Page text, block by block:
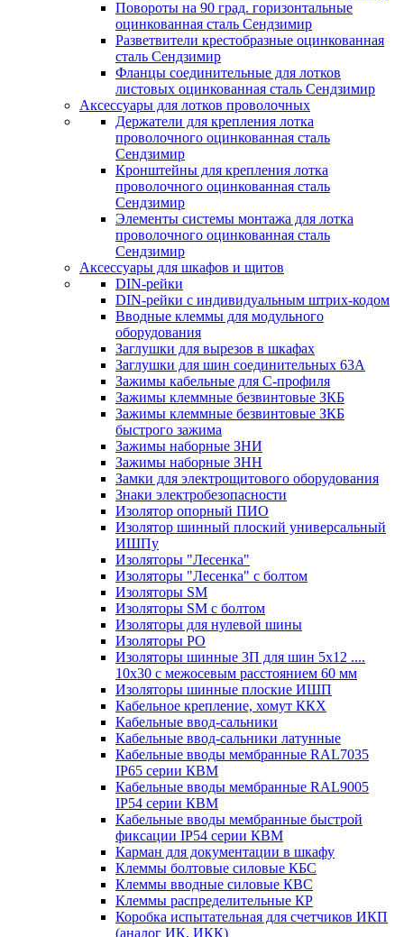
Повороты на 90 град. горизонтальные
оцинкованная сталь Сендзимир
Разветвители крестобразные оцинкованная
сталь Сендзимир
Фланцы соединительные для лотков
листовых оцинкованная сталь Сендзимир
Аксессуары для лотков проволочных
Держатели для крепления лотка
проволочного оцинкованная сталь
Сендзимир
Кронштейны для крепления лотка
проволочного оцинкованная сталь
Сендзимир
Элементы системы монтажа для лотка
проволочного оцинкованная сталь
Сендзимир
Аксессуары для шкафов и щитов
DIN-рейки
DIN-рейки с индивидуальным штрих-кодом
Вводные клеммы для модульного
оборудования
Заглушки для вырезов в шкафах
Заглушки для шин соединительных 63А
Зажимы кабельные для С-профиля
Зажимы клеммные безвинтовые ЗКБ
Зажимы клеммные безвинтовые ЗКБ
быстрого зажима
Зажимы наборные ЗНИ
Зажимы наборные ЗНН
Замки для электрощитового оборудования
Знаки электробезопасности
Изолятор опорный ПИО
Изолятор шинный плоский универсальный
ИШПу
Изоляторы "Лесенка"
Изоляторы "Лесенка" с болтом
Изоляторы SM
Изоляторы SM c болтом
Изоляторы для нулевой шины
Изоляторы РО
Изоляторы шинные 3П для шин 5х12 ....
10х30 с межосевым расстоянием 60 мм
Изоляторы шинные плоские ИШП
Кабельное крепление, хомут ККХ
Кабельные ввод-сальники
Кабельные ввод-сальники латунные
Кабельные вводы мембранные RAL7035
IP65 серии КВМ
Кабельные вводы мембранные RAL9005
IP54 серии КВМ
Кабельные вводы мембранные быстрой
фиксации IP54 серии КВМ
Карман для документации в шкафу
Клеммы болтовые силовые КБС
Клеммы вводные силовые КВС
Клеммы распределительные КР
Коробка испытательная для счетчиков ИКП
(аналог ИК, ИКК)